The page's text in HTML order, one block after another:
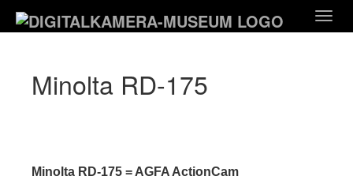
Hauptinhalt
Minolta RD-175
Minolta RD-175 = AGFA ActionCam